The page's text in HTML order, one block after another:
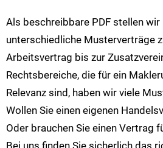
Als beschreibbare PDF stellen
unterschiedliche Musterverträge
Arbeitsvertrag bis zur
Rechtsbereiche, die für ein
Relevanz sind, haben wir viele
Wollen Sie einen eigenen
Oder brauchen Sie einen Vertrag